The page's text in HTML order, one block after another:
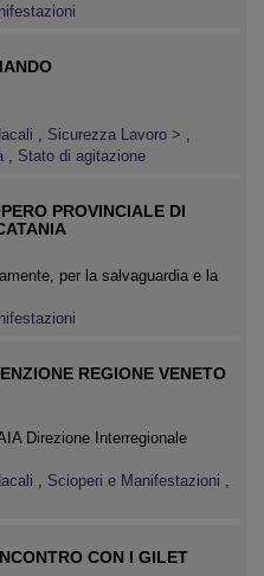
, Sicurezza Lavoro > ,
, Stato di agitazione
PROVINCIALE DI
per la salvaguardia e la
REGIONE VENETO
Direzione Interregionale
, Scioperi e Manifestazioni ,
CON I GILET